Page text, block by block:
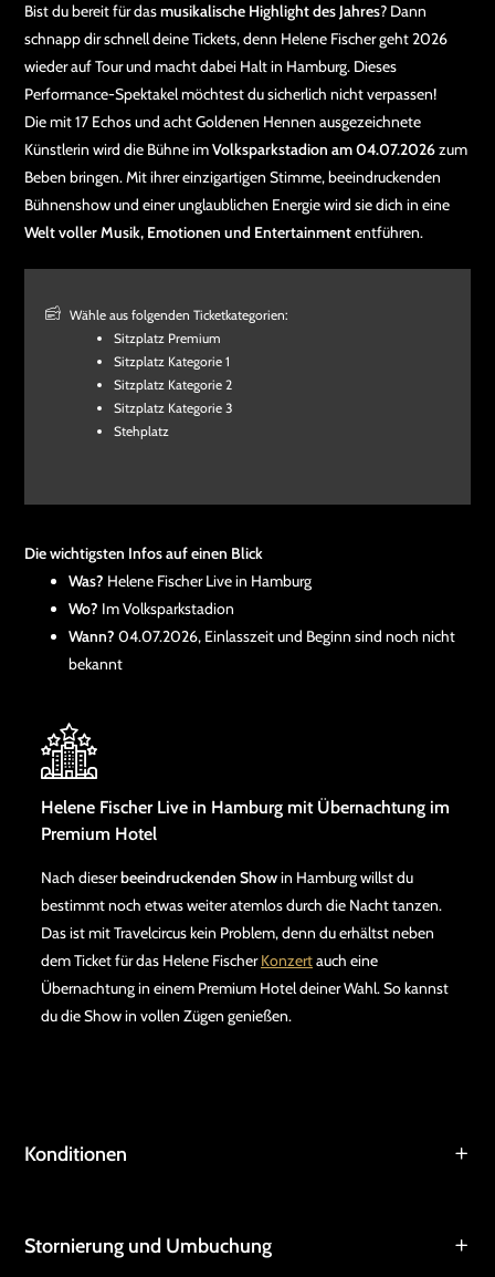
Bist du bereit für dasmusikalische Highlight des Jahres? Dann
schnapp dir schnell deine Tickets, denn Helene Fischer geht 2026
wieder auf Tour und macht dabei Halt in Hamburg. Dieses
Performance-Spektakel möchtest du sicherlich nicht verpassen!
Die mit 17 Echos und acht Goldenen Hennen ausgezeichnete
Künstlerin wird die Bühne imVolksparkstadion am 04.07.2026zum
Beben bringen. Mit ihrer einzigartigen Stimme, beeindruckenden
Bühnenshow und einer unglaublichen Energie wird sie dich in eine
Welt voller Musik, Emotionen und Entertainmententführen.
Wähle aus folgenden Ticketkategorien:
Sitzplatz Premium
Sitzplatz Kategorie 1
Sitzplatz Kategorie 2
Sitzplatz Kategorie 3
Stehplatz
Die wichtigsten Infos auf einen Blick
Was? Helene Fischer Live in Hamburg
Wo? Im Volksparkstadion
Wann? 04.07.2026, Einlasszeit und Beginn sind noch nicht
bekannt
Helene Fischer Live in Hamburg mit Übernachtung im
Premium Hotel
Nach dieserbeeindruckenden Showin Hamburg willst du
bestimmt noch etwas weiter atemlos durch die Nacht tanzen.
Das ist mit Travelcircus kein Problem, denn du erhältst neben
dem Ticket für das Helene FischerKonzertauch eine
Übernachtung in einem Premium Hotel deiner Wahl. So kannst
du die Show in vollen Zügen genießen.
Konditionen
Stornierung und Umbuchung